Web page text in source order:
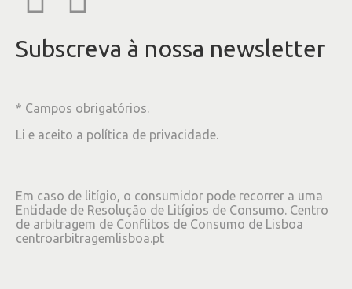
Subscreva à nossa newsletter
* Campos obrigatórios.
Li e aceito a política de privacidade.
Em caso de litígio, o consumidor pode recorrer a uma
Entidade de Resolução de Litígios de Consumo. Centro
de arbitragem de Conflitos de Consumo de Lisboa
centroarbitragemlisboa.pt